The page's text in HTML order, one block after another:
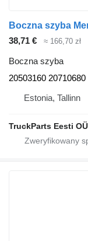
38,71 € ≈ 166,70 zł
Boczna szyba
20503160
Estonia, Tallinn
TruckParts Eesti OÜ